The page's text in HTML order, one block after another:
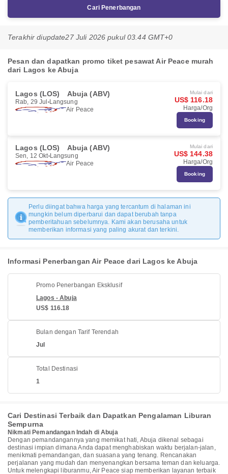
Cari Penerbangan
Terakhir diupdate27 Juli 2026 pukul 03.44 GMT+0
Pesan dan dapatkan promo tiket pesawat Air Peace murah
dari Lagos ke Abuja
Lagos (LOS) Abuja (ABV)
Rab, 29 Jul Langsung
Air Peace
Mulai dari
US$ 116.18
Harga/Org
Booking
Lagos (LOS) Abuja (ABV)
Sen, 12 Okt Langsung
Air Peace
Mulai dari
US$ 144.38
Harga/Org
Booking
Perlu diingat bahwa harga yang tercantum di halaman ini
mungkin belum diperbarui dan dapat berubah tanpa
pemberitahuan sebelumnya. Kami akan berusaha untuk
memberikan informasi yang paling akurat dan terkini.
Informasi Penerbangan Air Peace dari Lagos ke Abuja
Promo Penerbangan Eksklusif
Lagos - Abuja
US$ 116.18
Bulan dengan Tarif Terendah
Jul
Total Destinasi
1
Cari Destinasi Terbaik dan Dapatkan Pengalaman Liburan
Sempurna
Nikmati Pemandangan Indah di Abuja
Dengan pemandangannya yang memikat hati, Abuja dikenal sebagai
destinasi impian dimana Anda dapat menghabiskan waktu berjalan-jalan,
menikmati pemandangan, dan suasana yang tenang. Rencanakan
perjalanan yang mudah dan menyenangkan bersama teman dan keluarga.
Untuk melengkapi liburanmu, Air Peace siap memberikan layanan terbaik